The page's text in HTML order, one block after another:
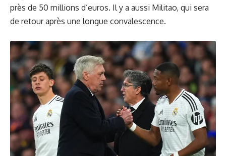
près de 50 millions d’euros. Il y a aussi Militao, qui sera
de retour après une longue convalescence.